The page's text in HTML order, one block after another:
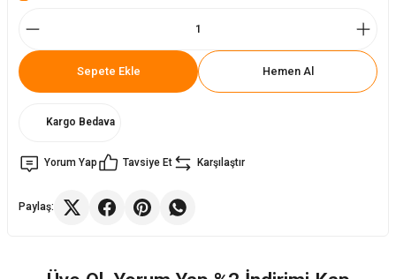
Takımları
Sandalye
Sepete Ekle Hemen Al
Kargo Bedava
Yorum Yap Tavsiye Et Karşılaştır
Paylaş: